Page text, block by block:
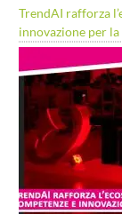
TrendAI rafforza
innovazione per